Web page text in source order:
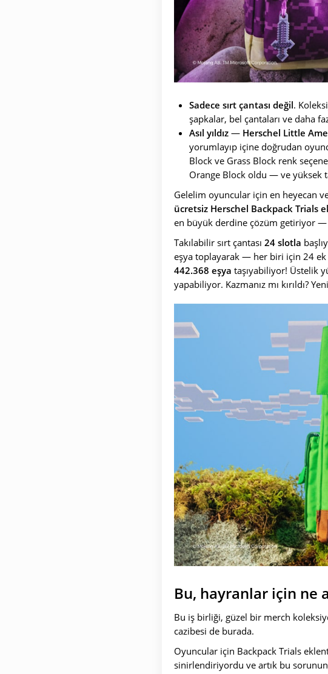
Sadece sırt çantası değil.
şapkalar, bel çantaları ve daha
Asıl yıldız — Herschel Little
yorumlayıp içine doğrudan
Block ve Grass Block renk
Orange Block oldu — ve yüksek
Gelelim oyuncular için en heyecan
ücretsiz Herschel Backpack Trials
en büyük derdine çözüm getiriyor —
Takılabilir sırt çantası 24 slotla
eşya toplayarak — her biri için 24 ek
442.368 eşya taşıyabiliyor! Üstelik
yapabiliyor. Kazmanız mı kırıldı?
Bu, hayranlar için ne
Bu iş birliği, güzel bir merch
cazibesi de burada.
Oyuncular için Backpack Trials
sinirlendiriyordu ve artık bu